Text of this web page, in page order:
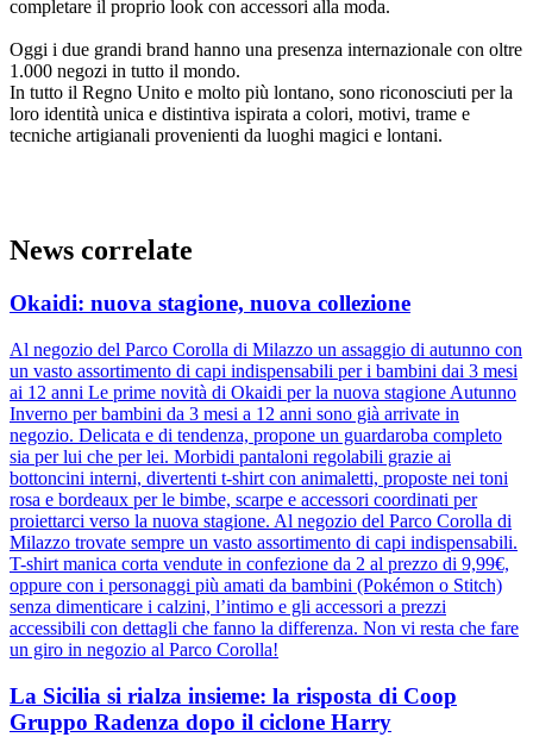
completare il proprio look con accessori alla moda.
Oggi i due grandi brand hanno una presenza internazionale con oltre
1.000 negozi in tutto il mondo.
In tutto il Regno Unito e molto più lontano, sono riconosciuti per la
loro identità unica e distintiva ispirata a colori, motivi, trame e
tecniche artigianali provenienti da luoghi magici e lontani.
News correlate
Okaidi: nuova stagione, nuova collezione
Al negozio del Parco Corolla di Milazzo un assaggio di autunno con
un vasto assortimento di capi indispensabili per i bambini dai 3 mesi
ai 12 anni Le prime novità di Okaidi per la nuova stagione Autunno
Inverno per bambini da 3 mesi a 12 anni sono già arrivate in
negozio. Delicata e di tendenza, propone un guardaroba completo
sia per lui che per lei. Morbidi pantaloni regolabili grazie ai
bottoncini interni, divertenti t-shirt con animaletti, proposte nei toni
rosa e bordeaux per le bimbe, scarpe e accessori coordinati per
proiettarci verso la nuova stagione. Al negozio del Parco Corolla di
Milazzo trovate sempre un vasto assortimento di capi indispensabili.
T-shirt manica corta vendute in confezione da 2 al prezzo di 9,99€,
oppure con i personaggi più amati da bambini (Pokémon o Stitch)
senza dimenticare i calzini, l’intimo e gli accessori a prezzi
accessibili con dettagli che fanno la differenza. Non vi resta che fare
un giro in negozio al Parco Corolla!
La Sicilia si rialza insieme: la risposta di Coop
Gruppo Radenza dopo il ciclone Harry